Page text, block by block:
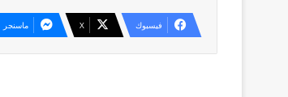
فيسبوك X ماسنجر